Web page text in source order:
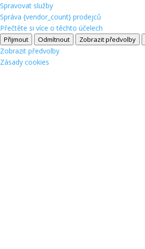
Spravovat služby
Správa {vendor_count} prodejců
Přečtěte si více o těchto účelech
Přijmout Odmítnout Zobrazit předvolby
Zobrazit předvolby
Zásady cookies